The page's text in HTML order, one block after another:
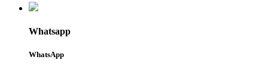
Whatsapp
WhatsApp